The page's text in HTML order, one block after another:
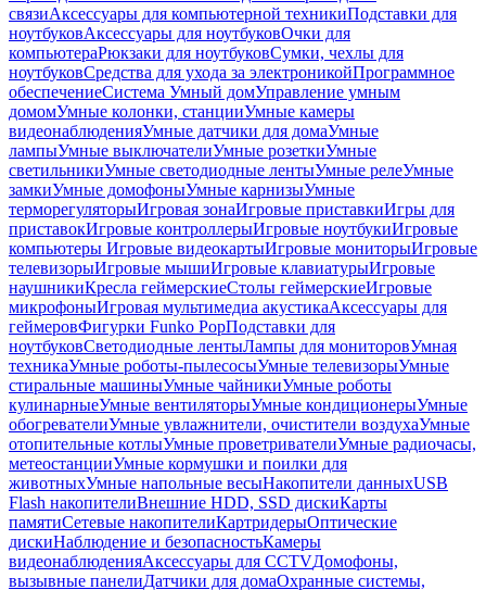
связиАксессуары для компьютерной техникиПодставки для
ноутбуковАксессуары для ноутбуковОчки для
компьютераРюкзаки для ноутбуковСумки, чехлы для
ноутбуковСредства для ухода за электроникойПрограммное
обеспечениеСистема Умный домУправление умным
домомУмные колонки, станцииУмные камеры
видеонаблюденияУмные датчики для домаУмные
лампыУмные выключателиУмные розеткиУмные
светильникиУмные светодиодные лентыУмные релеУмные
замкиУмные домофоныУмные карнизыУмные
терморегуляторыИгровая зонаИгровые приставкиИгры для
приставокИгровые контроллерыИгровые ноутбукиИгровые
компьютеры Игровые видеокартыИгровые мониторыИгровые
телевизорыИгровые мышиИгровые клавиатурыИгровые
наушникиКресла геймерскиеСтолы геймерскиеИгровые
микрофоныИгровая мультимедиа акустикаАксессуары для
геймеровФигурки Funko PopПодставки для
ноутбуковСветодиодные лентыЛампы для мониторовУмная
техникаУмные роботы-пылесосыУмные телевизорыУмные
стиральные машиныУмные чайникиУмные роботы
кулинарныеУмные вентиляторыУмные кондиционерыУмные
обогревателиУмные увлажнители, очистители воздухаУмные
отопительные котлыУмные проветривателиУмные радиочасы,
метеостанцииУмные кормушки и поилки для
животныхУмные напольные весыНакопители данныхUSB
Flash накопителиВнешние HDD, SSD дискиКарты
памятиСетевые накопителиКартридерыОптические
дискиНаблюдение и безопасностьКамеры
видеонаблюденияАксессуары для CCTVДомофоны,
вызывные панелиДатчики для домаОхранные системы,